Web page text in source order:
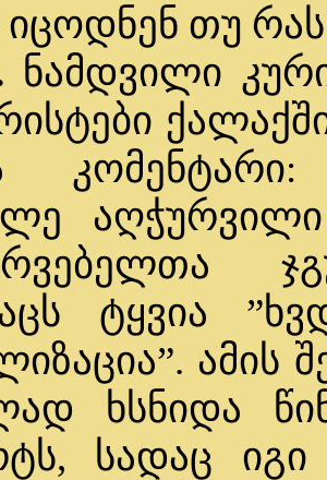
თუ
ნამდვილი
ტყვია
ამის
ხსნიდა
სადაც